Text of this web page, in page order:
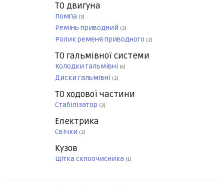
ТО двигуна
Помпа (3)
Ремінь приводний (2)
Ролик ременя приводного (2)
ТО гальмівної системи
Колодки гальмівні (6)
Диски гальмівні (2)
ТО ходової частини
Стабілізатор (2)
Електрика
Свічки (2)
Кузов
Щітка склоочисника (1)